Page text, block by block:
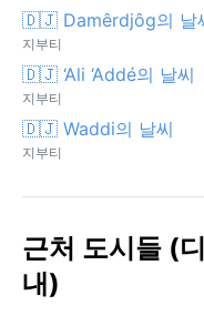
🇩🇯 Damêrdjôg의 날
지부티
🇩🇯 ‘Ali ‘Addé의 날씨
지부티
🇩🇯 Waddi의 날씨
지부티
근처 도시들 (
내)